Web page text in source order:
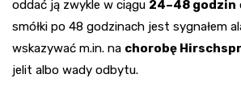
oddać ją zwykle w ciągu 24–48 godzin
smółki po 48 godzinach jest sygnałem
wskazywać m.in. na chorobę
jelit albo wady odbytu.